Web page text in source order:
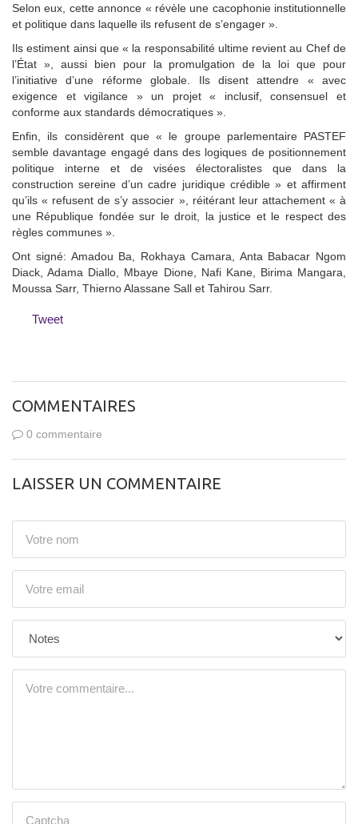
Selon eux, cette annonce « révèle une cacophonie institutionnelle
et politique dans laquelle ils refusent de s’engager ».
Ils estiment ainsi que « la responsabilité ultime revient au Chef de
l’État », aussi bien pour la promulgation de la loi que pour
l’initiative d’une réforme globale. Ils disent attendre « avec
exigence et vigilance » un projet « inclusif, consensuel et
conforme aux standards démocratiques ».
Enfin, ils considèrent que « le groupe parlementaire PASTEF
semble davantage engagé dans des logiques de positionnement
politique interne et de visées électoralistes que dans la
construction sereine d’un cadre juridique crédible » et affirment
qu’ils « refusent de s’y associer », réitérant leur attachement « à
une République fondée sur le droit, la justice et le respect des
règles communes ».
Ont signé: Amadou Ba, Rokhaya Camara, Anta Babacar Ngom
Diack, Adama Diallo, Mbaye Dione, Nafi Kane, Birima Mangara,
Moussa Sarr, Thierno Alassane Sall et Tahirou Sarr.
Tweet
COMMENTAIRES
0 commentaire
LAISSER UN COMMENTAIRE